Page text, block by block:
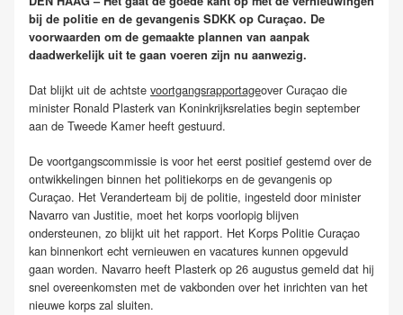
bij de politie en de gevangenis SDKK op Curaçao. De
voorwaarden om de gemaakte plannen van aanpak
daadwerkelijk uit te gaan voeren zijn nu aanwezig.
Dat blijkt uit de achtste voortgangsrapportageover Curaçao die
minister Ronald Plasterk van Koninkrijksrelaties begin september
aan de Tweede Kamer heeft gestuurd.
De voortgangscommissie is voor het eerst positief gestemd over de
ontwikkelingen binnen het politiekorps en de gevangenis op
Curaçao. Het Veranderteam bij de politie, ingesteld door minister
Navarro van Justitie, moet het korps voorlopig blijven
ondersteunen, zo blijkt uit het rapport. Het Korps Politie Curaçao
kan binnenkort echt vernieuwen en vacatures kunnen opgevuld
gaan worden. Navarro heeft Plasterk op 26 augustus gemeld dat hij
snel overeenkomsten met de vakbonden over het inrichten van het
nieuwe korps zal sluiten.